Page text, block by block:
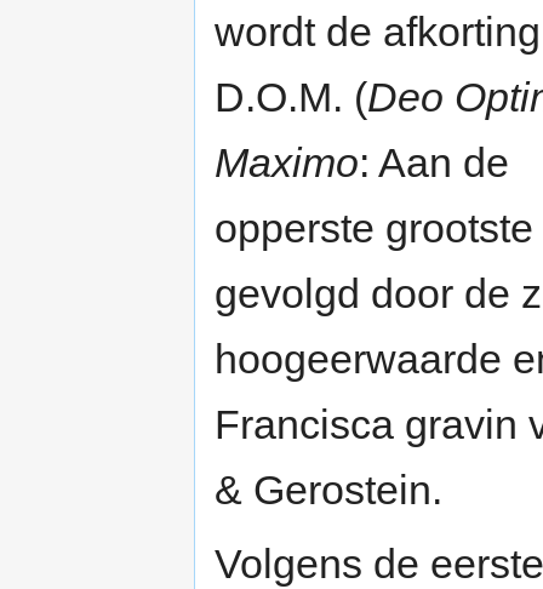
wordt de afkorting
D.O.M. (Deo
Maximo: Aan de
opperste
gevolgd door de
hoogeerwaarde
Francisca gravin
& Gerostein.
Volgens de